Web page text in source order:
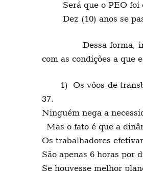
Será que o PEO foi
Dez (10) anos se
Dessa forma,
com as condições a que
1) Os vôos de
37.
Ninguém nega a
Mas o fato é que a
Os trabalhadores
São apenas 6 horas por
Se houvesse melhor